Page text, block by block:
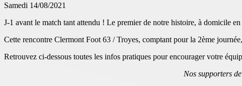
Samedi 14/08/2021
J-1 avant le match tant attendu ! Le premier de notre histoire, à domicile
Cette rencontre Clermont Foot 63 / Troyes, comptant pour la 2ème
Retrouvez ci-dessous toutes les infos pratiques pour encourager votre
Nos supporters